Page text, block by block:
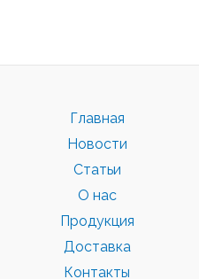
Главная
Новости
Статьи
О нас
Продукция
Доставка
Контакты